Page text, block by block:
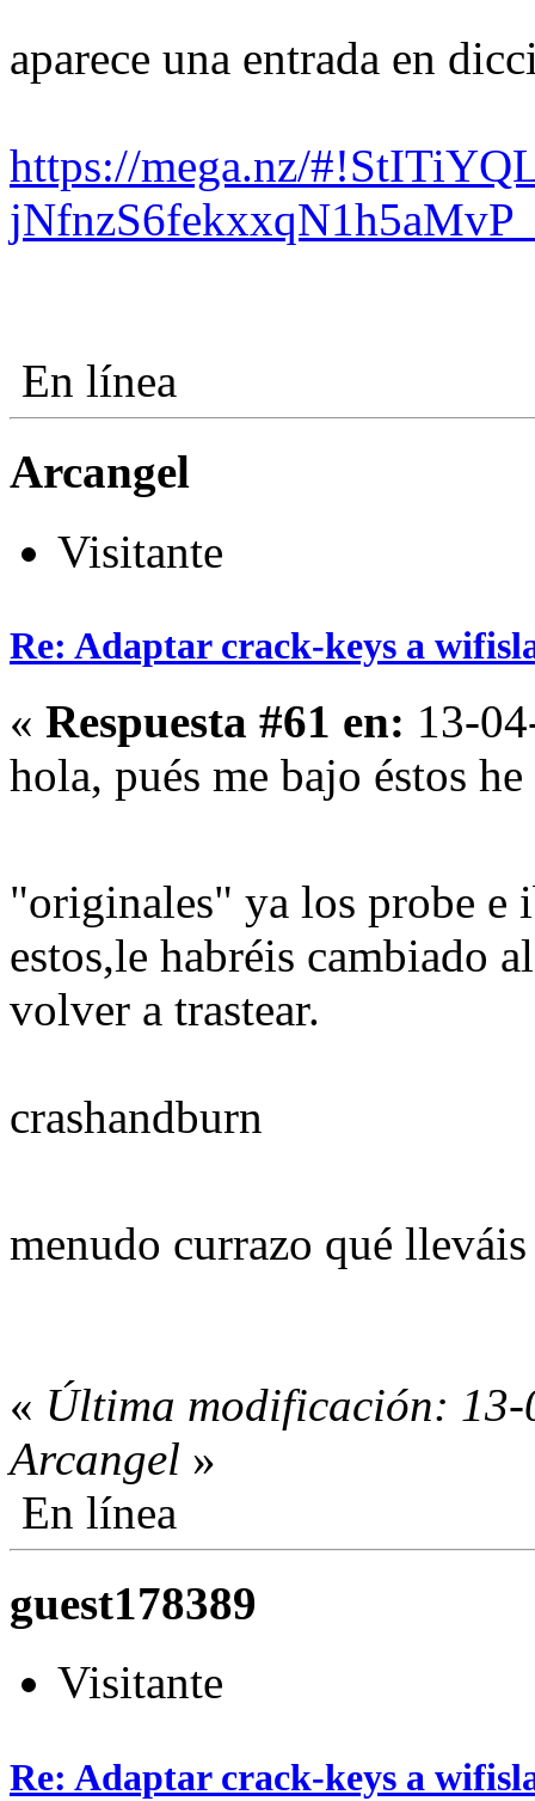
aparece una entrada en
https://mega.nz/
En línea
Arcangel
Visitante
Re: Adaptar crack-keys a
« Respuesta #61 en: 13-
hola, pués me bajo éstos
"originales" ya los probe
estos,le habréis cambiado
volver a trastear.
crashandburn
menudo currazo qué
« Última modificación:
Arcangel »
En línea
guest178389
Visitante
Re: Adaptar crack-keys a